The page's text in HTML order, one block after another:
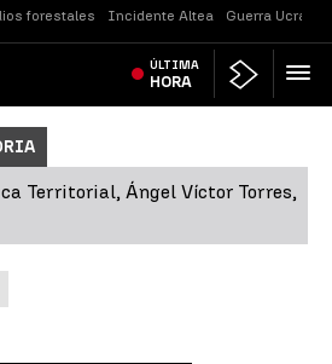
forestales Incidente Altea Guerra Ucrania
ÚLTIMA
HORA
Territorial, Ángel Víctor Torres,